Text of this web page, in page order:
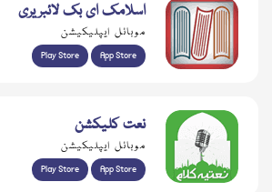
اسلامک ای بک لائبریری
موبائل ایپلیکیشن
Play Store App Store
نعت کلیکشن
موبائل ایپلیکیشن
Play Store App Store